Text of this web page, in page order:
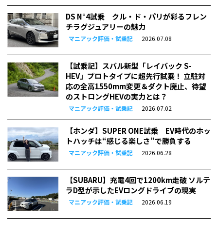
DS N°4試乗 クル・ド・パリが彩るフレン
チラグジュアリーの魅力
マニアック評価・試乗記 2026.07.08
【試乗記】スバル新型「レイバック S-
HEV」プロトタイプに超先行試乗！ 立駐対
応の全高1550mm変更＆ダクト廃止、待望
のストロングHEVの実力とは？
マニアック評価・試乗記 2026.07.02
【ホンダ】SUPER ONE試乗 EV時代のホッ
トハッチは“感じる楽しさ”で勝負する
マニアック評価・試乗記 2026.06.28
【SUBARU】充電4回で1200km走破 ソルテ
ラD型が示したEVロングドライブの現実
マニアック評価・試乗記 2026.06.19